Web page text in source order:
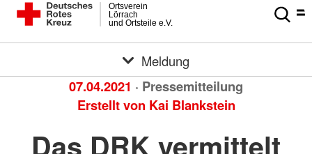
und Ortsteile e.V.
Lörrach
Ortsverein
Meldung
07.04.2021 · Pressemitteilung
Erstellt von Kai Blankstein
Das DRK vermittelt